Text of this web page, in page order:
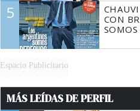
5
CON
Espacio Publicitario
MÁS LEÍDAS DE PERFIL